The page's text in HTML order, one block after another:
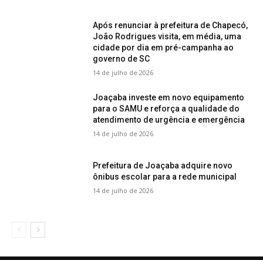
Após renunciar à prefeitura de Chapecó,
João Rodrigues visita, em média, uma
cidade por dia em pré-campanha ao
governo de SC
14 de julho de 2026
Joaçaba investe em novo equipamento
para o SAMU e reforça a qualidade do
atendimento de urgência e emergência
14 de julho de 2026
Prefeitura de Joaçaba adquire novo
ônibus escolar para a rede municipal
14 de julho de 2026